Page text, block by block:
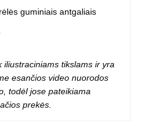
guminiais antgaliais
iliustraciniams tikslams ir yra
esančios video nuorodos
todėl jose pateikiama
prekės.